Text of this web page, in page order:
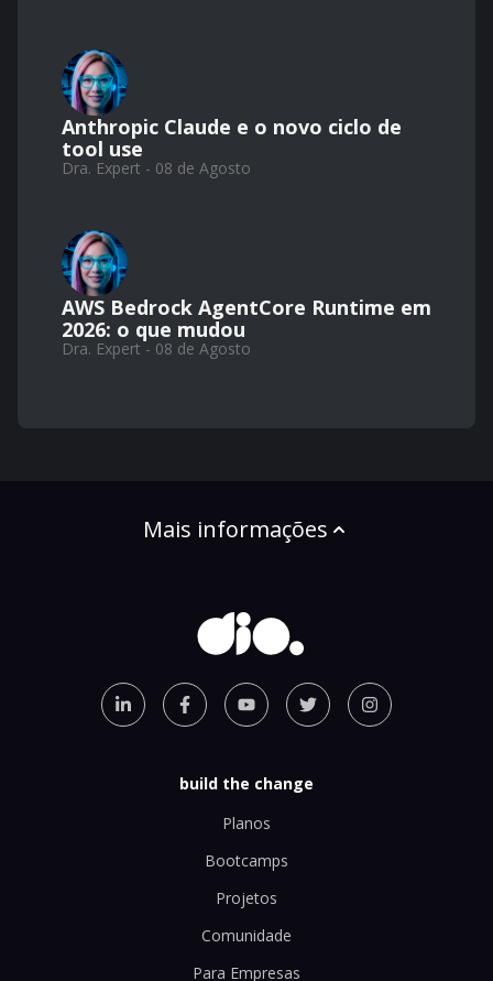
Anthropic Claude e o novo ciclo de
tool use
Dra. Expert - 08 de Agosto
AWS Bedrock AgentCore Runtime em
2026: o que mudou
Dra. Expert - 08 de Agosto
Mais informações
build the change
Planos
Bootcamps
Projetos
Comunidade
Para Empresas